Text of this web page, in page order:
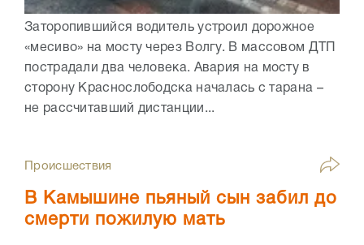
Заторопившийся водитель устроил дорожное
«месиво» на мосту через Волгу. В массовом ДТП
пострадали два человека. Авария на мосту в
сторону Краснослободска началась с тарана –
не рассчитавший дистанции...
Происшествия
В Камышине пьяный сын забил до
смерти пожилую мать